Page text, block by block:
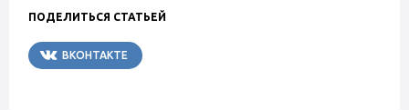
ПОДЕЛИТЬСЯ СТАТЬЕЙ
ВКОНТАКТЕ